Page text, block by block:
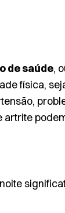
de saúde,
física,